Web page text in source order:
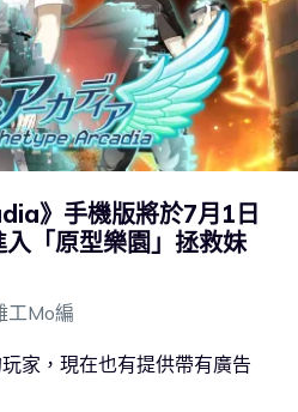
》手機版將於7月1日
「原型樂園」拯救妹
工Mo編
家，現在也有提供帶有廣告